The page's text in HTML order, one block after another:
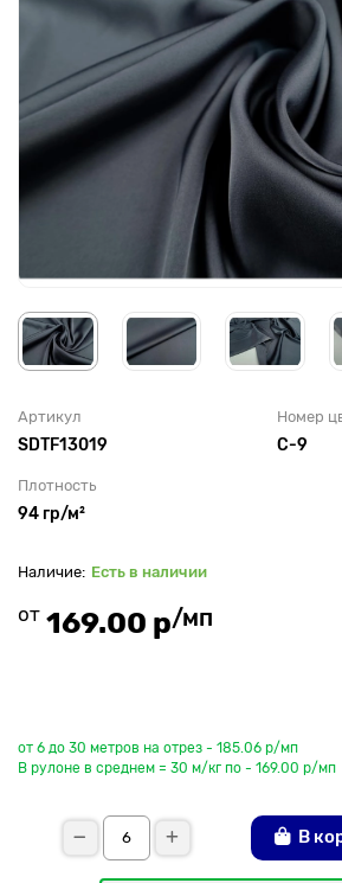
Артикул
SDTF13019
Номер
C-9
Плотность
94 гр/м²
Есть в наличии
от 169.00 р/мп
от 6 до 30 метров на отрез - 185.06 р/мп
В рулоне в среднем = 30 м/кг по - 169.00 р/мп
В